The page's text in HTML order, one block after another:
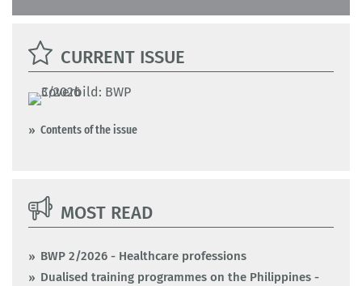
CURRENT ISSUE
Contents of the issue
MOST READ
BWP 2/2026 - Healthcare professions
Dualised training programmes on the Philippines -